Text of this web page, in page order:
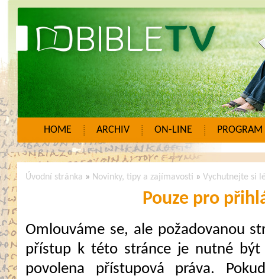
HOME ARCHIV ON-LINE PROGRAM
Úvodní stránka » Novinky, tipy a zajímavosti » Vychutnejte si
Pouze pro
Omlouváme se, ale požadovanou
přístup k této stránce je nutné
povolena přístupová práva.